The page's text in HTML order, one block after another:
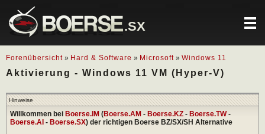
.SX
Forenübersicht » Hard & Software » Microsoft » Windows 11
Aktivierung - Windows 11 VM (Hyper-V)
Hinweise
Willkommen bei Boerse.IM (Boerse.AM - Boerse.KZ - Boerse.TW-
Boerse.AI - Boerse.SX) der richtigen Boerse BZ/SX/SH Alternative